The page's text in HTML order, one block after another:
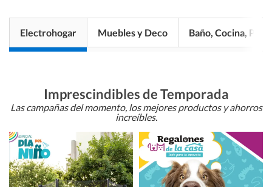
Electrohogar Muebles y Deco Baño, Cocina, Pisos
Imprescindibles de Temporada
Las campañas del momento, los mejores productos y ahorros
increíbles.